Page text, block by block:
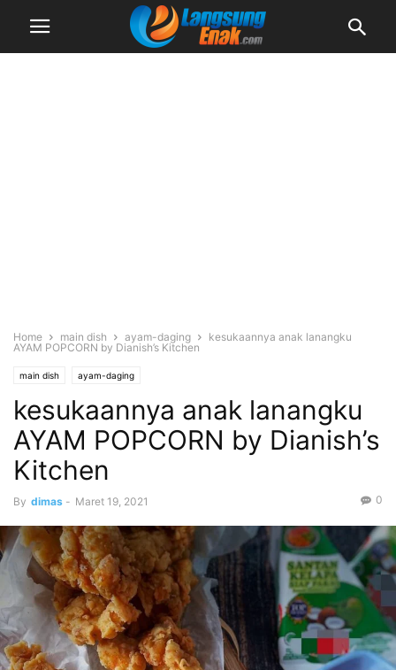
Home main dish ayam-daging
kesukaannya anak lanangku
AYAM POPCORN by Dianish’s Kitchen
main dish ayam-daging
kesukaannya anak lanangku
AYAM POPCORN by Dianish’s
Kitchen
By dimas - Maret 19, 2021 0